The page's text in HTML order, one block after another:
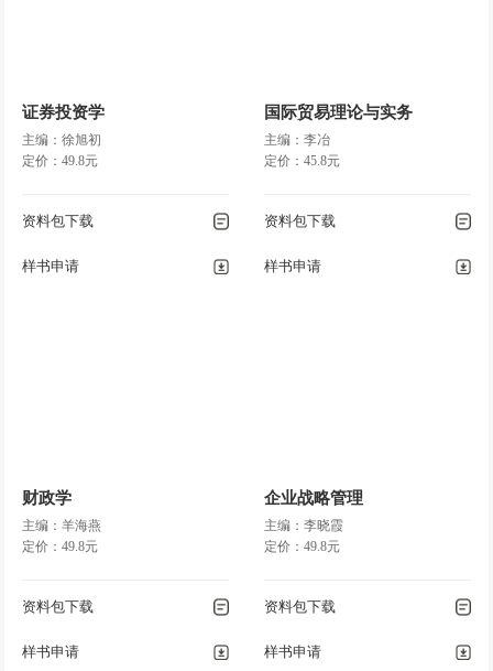
证券投资学
主编：徐旭初
定价：49.8元
资料包下载
样书申请
国际贸易理论与实务
主编：李冶
定价：45.8元
资料包下载
样书申请
财政学
主编：羊海燕
定价：49.8元
资料包下载
样书申请
企业战略管理
主编：李晓霞
定价：49.8元
资料包下载
样书申请